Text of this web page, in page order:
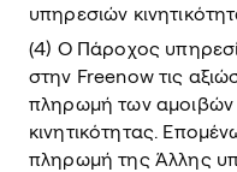
υπηρεσιών
(4) Ο Πάροχος
στην Freenow τις
πληρωμή των αμοιβών
κινητικότητας.
πληρωμή της Άλλης